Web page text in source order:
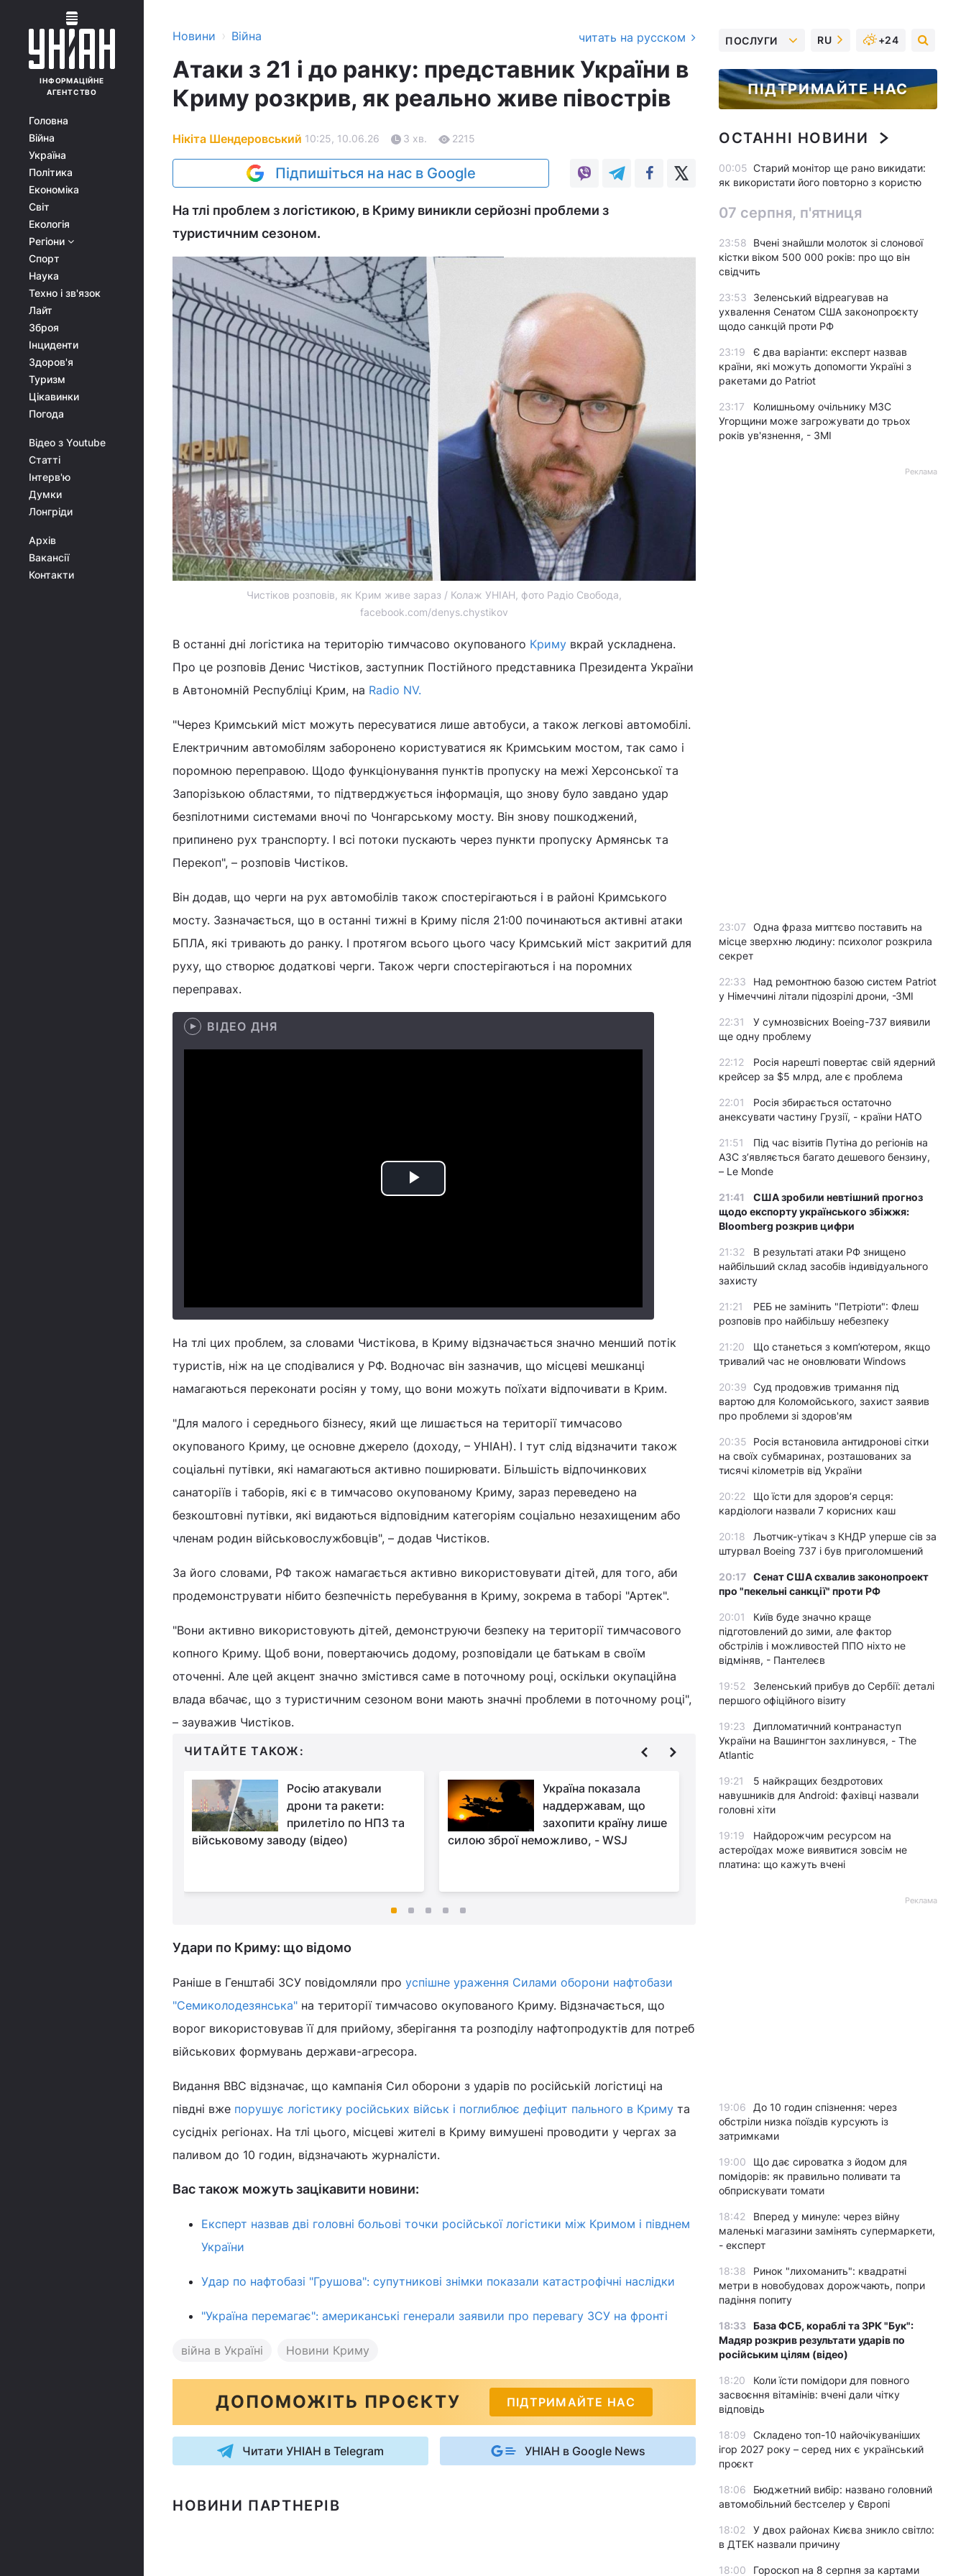
ІНФОРМАЦІЙНЕ
АГЕНТСТВО
Головна
Війна
Україна
Політика
Економіка
Світ
Екологія
Регіони
Спорт
Наука
Техно і зв'язок
Лайт
Зброя
Інциденти
Здоров'я
Туризм
Цікавинки
Погода
Відео з Youtube
Статті
Інтерв'ю
Думки
Лонгріди
Архів
Вакансії
Контакти
Новини › Війна читать на русском
Атаки з 21 і до ранку: представник України в
Криму розкрив, як реально живе півострів
Нікіта Шендеровський 10:25, 10.06.26 3 хв. 2215
Підпишіться на нас в Google
На тлі проблем з логістикою, в Криму виникли серйозні проблеми з
туристичним сезоном.
Чистіков розповів, як Крим живе зараз / Колаж УНІАН, фото Радіо Свобода,
facebook.com/denys.chystikov
В останні дні логістика на територію тимчасово окупованого Криму вкрай ускладнена.
Про це розповів Денис Чистіков, заступник Постійного представника Президента України
в Автономній Республіці Крим, на Radio NV.
"Через Кримський міст можуть пересуватися лише автобуси, а також легкові автомобілі.
Електричним автомобілям заборонено користуватися як Кримським мостом, так само і
поромною переправою. Щодо функціонування пунктів пропуску на межі Херсонської та
Запорізькою областями, то підтверджується інформація, що знову було завдано удар
безпілотними системами вночі по Чонгарському мосту. Він знову пошкоджений,
припинено рух транспорту. І всі потоки пускають через пункти пропуску Армянськ та
Перекоп", – розповів Чистіков.
Він додав, що черги на рух автомобілів також спостерігаються і в районі Кримського
мосту. Зазначається, що в останні тижні в Криму після 21:00 починаються активні атаки
БПЛА, які тривають до ранку. І протягом всього цього часу Кримський міст закритий для
руху, що створює додаткові черги. Також черги спостерігаються і на поромних
переправах.
ВІДЕО ДНЯ
Play
На тлі цих проблем, за словами Чистікова, в Криму відзначається значно менший потік
туристів, ніж на це сподівалися у РФ. Водночас він зазначив, що місцеві мешканці
намагаються переконати росіян у тому, що вони можуть поїхати відпочивати в Крим.
"Для малого і середнього бізнесу, який ще лишається на території тимчасово
окупованого Криму, це основне джерело (доходу, – УНІАН). І тут слід відзначити також
соціальні путівки, які намагаються активно поширювати. Більшість відпочинкових
санаторіїв і таборів, які є в тимчасово окупованому Криму, зараз переведено на
безкоштовні путівки, які видаються відповідним категоріям соціально незахищеним або
членам родин військовослужбовців", – додав Чистіков.
За його словами, РФ також намагається активно використовувати дітей, для того, аби
продемонструвати нібито безпечність перебування в Криму, зокрема в таборі "Артек".
"Вони активно використовують дітей, демонструючи безпеку на території тимчасового
копного Криму. Щоб вони, повертаючись додому, розповідали це батькам в своїм
оточенні. Але цей акцент значно змістився саме в поточному році, оскільки окупаційна
влада вбачає, що з туристичним сезоном вони мають значні проблеми в поточному році",
– зауважив Чистіков.
ЧИТАЙТЕ ТАКОЖ:
Росію атакували
дрони та ракети:
прилетіло по НПЗ та
військовому заводу (відео)
Україна показала
наддержавам, що
захопити країну лише
силою зброї неможливо, - WSJ
Мобільні вогневі
групи не готові
Браунінгів: BI назвав причину
Удари по Криму: що відомо
Раніше в Генштабі ЗСУ повідомляли про успішне ураження Силами оборони нафтобази
"Семиколодезянська" на території тимчасово окупованого Криму. Відзначається, що
ворог використовував її для прийому, зберігання та розподілу нафтопродуктів для потреб
військових формувань держави-агресора.
Видання BBC відзначає, що кампанія Сил оборони з ударів по російській логістиці на
півдні вже порушує логістику російських військ і поглиблює дефіцит пального в Криму та
сусідніх регіонах. На тлі цього, місцеві жителі в Криму вимушені проводити у чергах за
паливом до 10 годин, відзначають журналісти.
Вас також можуть зацікавити новини:
Експерт назвав дві головні больові точки російської логістики між Кримом і півднем
України
Удар по нафтобазі "Грушова": супутникові знімки показали катастрофічні наслідки
"Україна перемагає": американські генерали заявили про перевагу ЗСУ на фронті
війна в Україні Новини Криму
ДОПОМОЖІТЬ ПРОЄКТУ ПІДТРИМАЙТЕ НАС
Читати УНІАН в Telegram УНІАН в Google News
НОВИНИ ПАРТНЕРІВ
ПОСЛУГИ RU +24
ПІДТРИМАЙТЕ НАС
ОСТАННІ НОВИНИ
00:05 Старий монітор ще рано викидати:
як використати його повторно з користю
07 серпня, п'ятниця
23:58
Вчені знайшли молоток зі слонової
кістки віком 500 000 років: про що він
свідчить
23:53
Зеленський відреагував на
ухвалення Сенатом США законопроєкту
щодо санкцій проти РФ
23:19
Є два варіанти: експерт назвав
країни, які можуть допомогти Україні з
ракетами до Patriot
23:17
Колишньому очільнику МЗС
Угорщини може загрожувати до трьох
років ув'язнення, - ЗМІ
Реклама
23:07
Одна фраза миттєво поставить на
місце зверхню людину: психолог розкрила
секрет
22:33
Над ремонтною базою систем Patriot
у Німеччині літали підозрілі дрони, -ЗМІ
22:31
У сумнозвісних Boeing-737 виявили
ще одну проблему
22:12
Росія нарешті повертає свій ядерний
крейсер за $5 млрд, але є проблема
22:01
Росія збирається остаточно
анексувати частину Грузії, - країни НАТО
21:51
Під час візитів Путіна до регіонів на
АЗС з’являється багато дешевого бензину,
– Le Monde
21:41
США зробили невтішний прогноз
щодо експорту українського збіжжя:
Bloomberg розкрив цифри
21:32
В результаті атаки РФ знищено
найбільший склад засобів індивідуального
захисту
21:21
РЕБ не замінить "Петріоти": Флеш
розповів про найбільшу небезпеку
21:20
Що станеться з комп’ютером, якщо
тривалий час не оновлювати Windows
20:39 Суд продовжив тримання під
вартою для Коломойського, захист заявив
про проблеми зі здоров'ям
20:35
Росія встановила антидронові сітки
на своїх субмаринах, розташованих за
тисячі кілометрів від України
20:22
Що їсти для здоров’я серця:
кардіологи назвали 7 корисних каш
20:18
Льотчик-утікач з КНДР уперше сів за
штурвал Boeing 737 і був приголомшений
20:17 Сенат США схвалив законопроект
про "пекельні санкції" проти РФ
20:01
Київ буде значно краще
підготовлений до зими, але фактор
обстрілів і можливостей ППО ніхто не
відміняв, - Пантелеєв
19:52
Зеленський прибув до Сербії: деталі
першого офіційного візиту
19:23
Дипломатичний контранаступ
України на Вашингтон захлинувся, - The
Atlantic
19:21
5 найкращих бездротових
навушників для Android: фахівці назвали
головні хіти
19:19
Найдорожчим ресурсом на
астероїдах може виявитися зовсім не
платина: що кажуть вчені
Реклама
19:06
До 10 годин спізнення: через
обстріли низка поїздів курсують із
затримками
19:00
Що дає сироватка з йодом для
помідорів: як правильно поливати та
обприскувати томати
18:42
Вперед у минуле: через війну
маленькі магазини замінять супермаркети,
- експерт
18:38
Ринок "лихоманить": квадратні
метри в новобудовах дорожчають, попри
падіння попиту
18:33 База ФСБ, кораблі та ЗРК "Бук":
Мадяр розкрив результати ударів по
російським цілям (відео)
18:20
Коли їсти помідори для повного
засвоєння вітамінів: вчені дали чітку
відповідь
18:09
Складено топ-10 найочікуваніших
ігор 2027 року – серед них є український
проєкт
18:06
Бюджетний вибір: названо головний
автомобільний бестселер у Європі
18:02
У двох районах Києва зникло світло:
в ДТЕК назвали причину
18:00 Гороскоп на 8 серпня за картами